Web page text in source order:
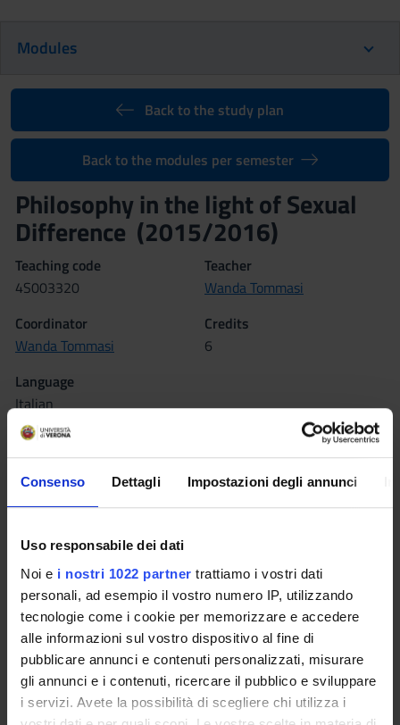
Consenso Dettagli Impostazioni degli annunci
Uso responsabile dei dati
Noi e i nostri 1022 partner trattiamo i vostri dati
personali, ad esempio il vostro numero IP, utilizzando
tecnologie come i cookie per memorizzare e accedere
alle informazioni sul vostro dispositivo al fine di
pubblicare annunci e contenuti personalizzati, misurare
gli annunci e i contenuti, ricercare il pubblico e sviluppare
i servizi. Avete la possibilità di scegliere chi utilizza i
Modules
Back to the study plan
Back to the modules per semester
Philosophy in the light of Sexual
Difference (2015/2016)
Teaching code
4S003320
Teacher
Wanda Tommasi
Coordinator
Wanda Tommasi
Credits
6
Language
Italian
Scientific Disciplinary Sector (SSD)
M-FIL/06 - HISTORY OF PHILOSOPHY
Seminars 0
Learning outcomes
The course aims to read philosophy in the light of the
difference to be women / men, from the conviction that
sexual difference counts for something in what he does mind.
The thought of sexual difference is a new and original